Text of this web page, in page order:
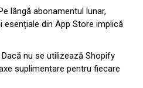
lângă abonamentul lunar,
esențiale din App Store implică
Dacă nu se utilizează Shopify
suplimentare pentru fiecare